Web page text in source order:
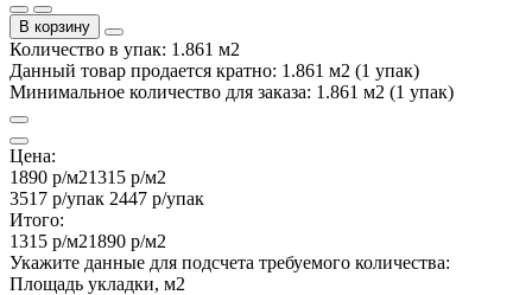
В корзину
Количество в упак: 1.861 м2
Данный товар продается кратно: 1.861 м2 (1 упак)
Минимальное количество для заказа: 1.861 м2 (1 упак)
Цена:
1890 р/м21315 р/м2
3517 р/упак 2447 р/упак
Итого:
1315 р/м21890 р/м2
Укажите данные для подсчета требуемого количества:
Площадь укладки, м2